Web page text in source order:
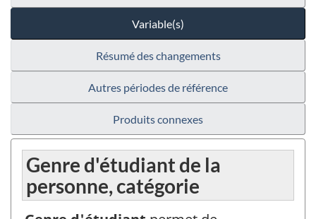
Variable(s)
Résumé des changements
Autres périodes de référence
Produits connexes
Genre d'étudiant de la
personne, catégorie